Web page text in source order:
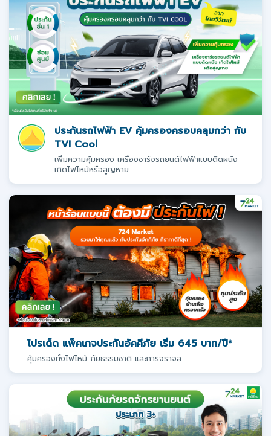
ประกันรถไฟฟ้า EV คุ้มครองครอบคลุมกว่า กับ
TVI Cool
เพิ่มความคุ้มครอง เครื่องชาร์จรถยนต์ไฟฟ้าแบบติดผนัง
เกิดไฟไหม้หรือสูญหาย
โปรเด็ด แพ็คเกจประกันอัคคีภัย เริ่ม 645 บาท/ปี*
คุ้มครองทั้งไฟไหม้ ภัยธรรมชาติ และการจราจล